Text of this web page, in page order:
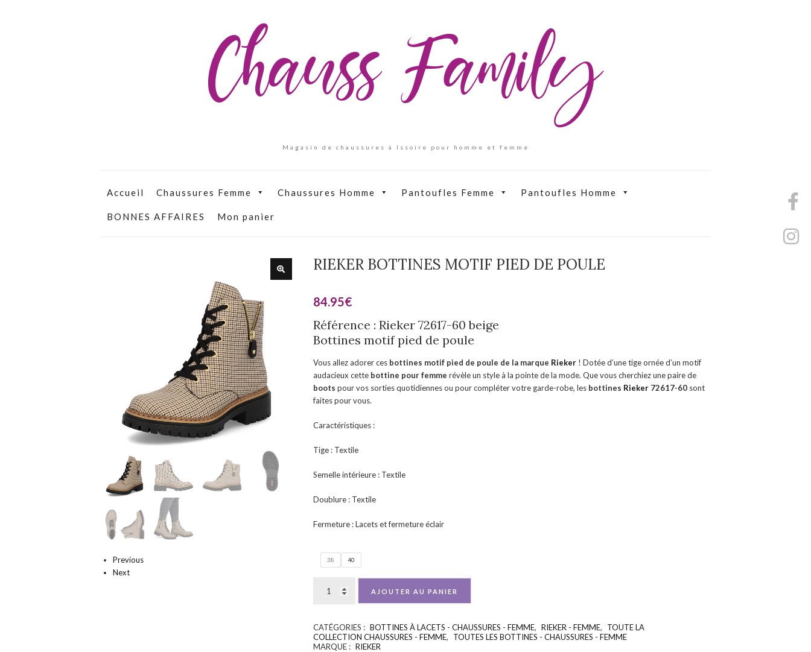
Chauss Family
Magasin de chaussures à Issoire pour homme et femme
Accueil Chaussures Femme Chaussures Homme Pantoufles Femme Pantoufles Homme
BONNES AFFAIRES Mon panier
Previous
Next
RIEKER BOTTINES MOTIF PIED DE POULE
84.95€
Référence : Rieker 72617-60 beige
Bottines motif pied de poule
Vous allez adorer ces bottines motif pied de poule de la marque Rieker! Dotée d’une tige ornée d’un motif
audacieux cette bottine pour femme révèle un style à la pointe de la mode. Que vous cherchiez une paire de
boots pour vos sorties quotidiennes ou pour compléter votre garde-robe, les bottines Rieker72617-60 sont
faites pour vous.
Caractéristiques :
Tige : Textile
Semelle intérieure : Textile
Doublure : Textile
Fermeture : Lacets et fermeture éclair
38 40
AJOUTER AU PANIER
CATÉGORIES : BOTTINES À LACETS - CHAUSSURES - FEMME, RIEKER - FEMME,
TOUTE LA
COLLECTION CHAUSSURES - FEMME,
TOUTES LES BOTTINES - CHAUSSURES - FEMME
MARQUE : RIEKER